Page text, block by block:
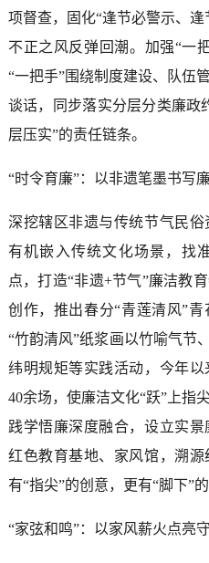
项督查，固化“逢节必警示、
不正之风反弹回潮。加强“一
“一把手”围绕制度建设、队伍
谈话，同步落实分层分类廉政
层压实”的责任链条。
“时令育廉”：以非遗笔墨书写
深挖辖区非遗与传统节气民
有机嵌入传统文化场景，找
点，打造“非遗+节气”廉洁教
创作，推出春分“青莲清风”
“竹韵清风”纸浆画以竹喻气节
纬明规矩等实践活动，今年
40余场，使廉洁文化“跃”上指
践学悟廉深度融合，设立实
红色教育基地、家风馆，溯
有“指尖”的创意，更有“脚下”的
“家弦和鸣”：以家风薪火点亮